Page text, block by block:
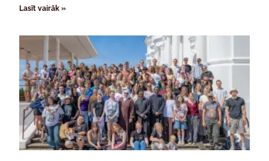
Lasīt vairāk »